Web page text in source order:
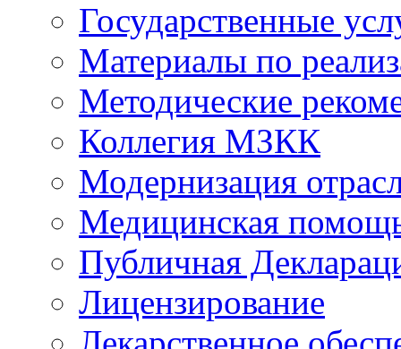
Государственные
Материалы по
Методические
Коллегия МЗКК
Модернизация
Медицинская
Публичная
Лицензирование